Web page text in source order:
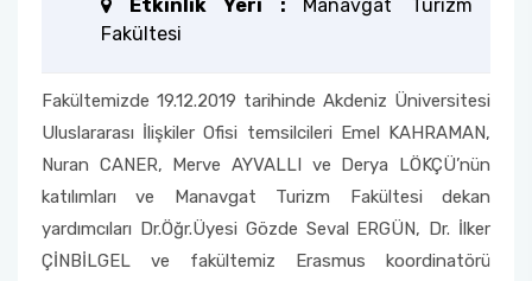
Etkinlik Yeri : Manavgat Turizm
Fakültesi
Fakültemizde 19.12.2019 tarihinde Akdeniz Üniversitesi
Uluslararası İlişkiler Ofisi temsilcileri Emel KAHRAMAN,
Nuran CANER, Merve AYVALLI ve Derya LÖKÇÜ’nün
katılımları ve Manavgat Turizm Fakültesi dekan
yardımcıları Dr.Öğr.Üyesi Gözde Seval ERGÜN, Dr. İlker
ÇİNBİLGEL ve fakültemiz Erasmus koordinatörü
Fakülte Kurulu
Danışma Kurulu
Mezun Komisyonu
YÖKAK Akreditasyon ve Kalite Koordinasyon
Birimi